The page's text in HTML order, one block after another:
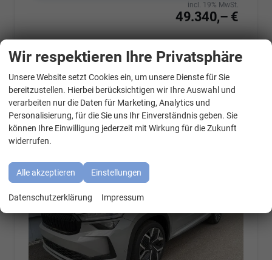
49.340,– €
incl. 19% MwSt.
Details
Fahrzeug
Skoda Kodiaq
2.0 TDI 142 kW 4x4 Sportline DSG
Wir respektieren Ihre Privatsphäre
Unsere Website setzt Cookies ein, um unsere Dienste für Sie
bereitzustellen. Hierbei berücksichtigen wir Ihre Auswahl und
verarbeiten nur die Daten für Marketing, Analytics und
Personalisierung, für die Sie uns Ihr Einverständnis geben. Sie
können Ihre Einwilligung jederzeit mit Wirkung für die Zukunft
widerrufen.
Alle akzeptieren Einstellungen
Datenschutzerklärung Impressum